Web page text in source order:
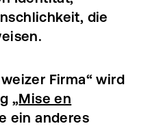
die
Firma“ wird
„Mise en
ein anderes